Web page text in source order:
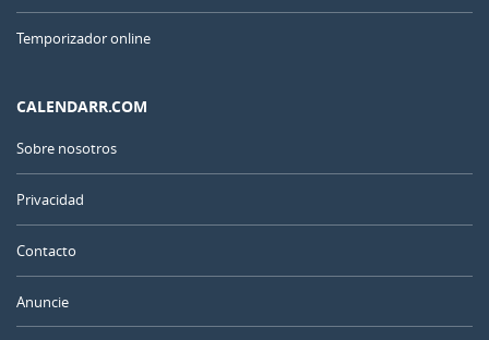
Temporizador online
CALENDARR.COM
Sobre nosotros
Privacidad
Contacto
Anuncie